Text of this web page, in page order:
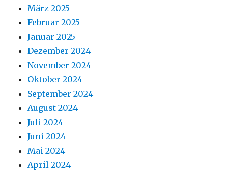
März 2025
Februar 2025
Januar 2025
Dezember 2024
November 2024
Oktober 2024
September 2024
August 2024
Juli 2024
Juni 2024
Mai 2024
April 2024